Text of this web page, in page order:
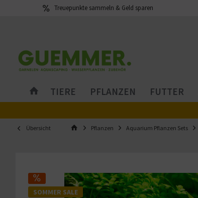
Treuepunkte sammeln & Geld sparen
TIERE PFLANZEN FUTTER
Übersicht Pflanzen Aquarium Pflanzen Sets
SOMMER SALE